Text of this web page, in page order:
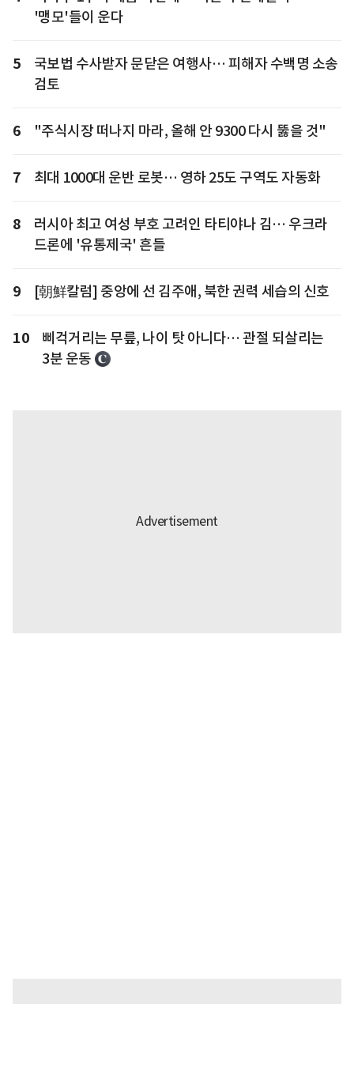
'맹모'들이 운다
5
국보법 수사받자 문닫은 여행사… 피해자 수백명 소송
검토
6 "주식시장 떠나지 마라, 올해 안 9300 다시 뚫을 것"
7 최대 1000대 운반 로봇… 영하 25도 구역도 자동화
8
러시아 최고 여성 부호 고려인 타티야나 김… 우크라
드론에 '유통제국' 흔들
9 [朝鮮칼럼] 중앙에 선 김주애, 북한 권력 세습의 신호
10
삐걱거리는 무릎, 나이 탓 아니다… 관절 되살리는
3분 운동